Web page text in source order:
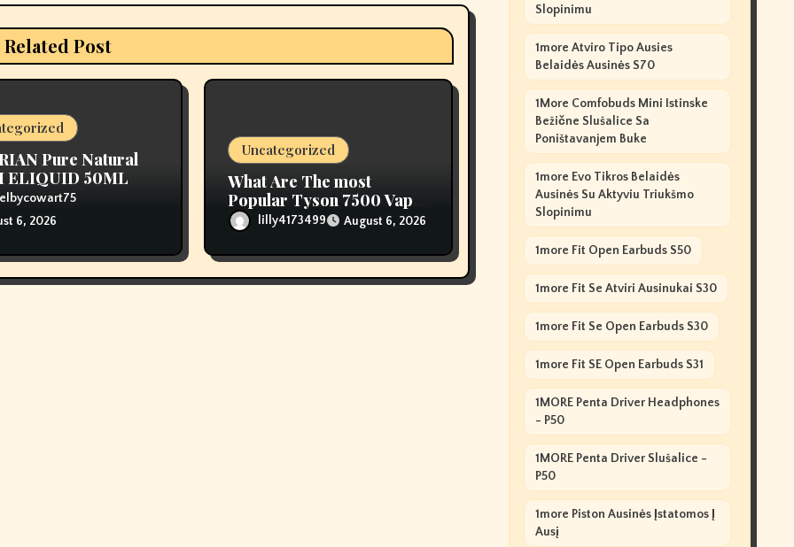
Related Post
Pure Natural
ELIQUID 50ML
6, 2026
Uncategorized
What Are The most
Popular Tyson 7500 Vape
Flavors Obtainable?
lilly4173499 August 6, 2026
Slopinimu
1more Atviro Tipo Ausies
Belaidės Ausinės S70
1More Comfobuds Mini Istinske
Bežične Slušalice Sa
Poništavanjem Buke
1more Evo Tikros Belaidės
Ausinės Su Aktyviu Triukšmo
Slopinimu
1more Fit Open Earbuds S50
1more Fit Se Atviri Ausinukai S30
1more Fit Se Open Earbuds S30
1more Fit SE Open Earbuds S31
1MORE Penta Driver Headphones
- P50
1MORE Penta Driver Slušalice -
P50
1more Piston Ausinės Įstatomos Į
Ausį